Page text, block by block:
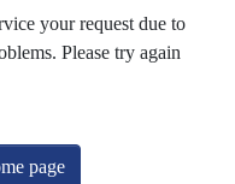
your request due to
Please try again
page